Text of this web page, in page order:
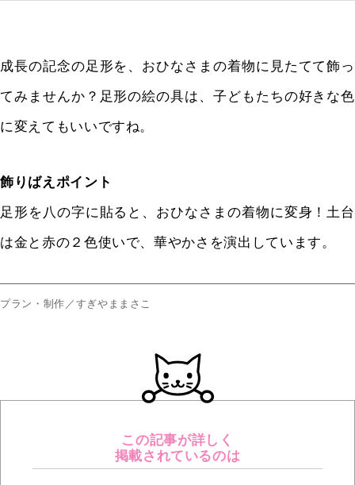
成長の記念の足形を、おひなさまの着物に見たてて飾っ
てみませんか？足形の絵の具は、子どもたちの好きな色
に変えてもいいですね。
飾りばえポイント
足形を八の字に貼ると、おひなさまの着物に変身！土台
は金と赤の２色使いで、華やかさを演出しています。
プラン・制作／すぎやままさこ
この記事が詳しく
掲載されているのは